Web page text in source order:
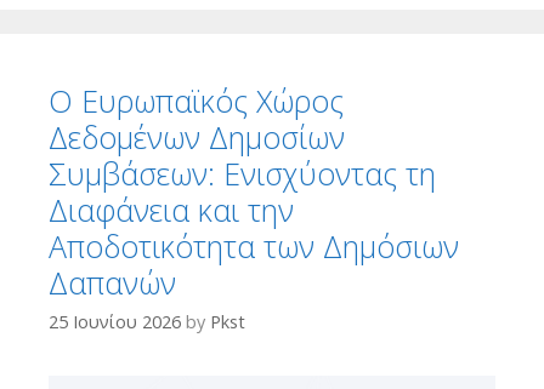
Ο Ευρωπαϊκός Χώρος
Δεδομένων Δημοσίων
Συμβάσεων: Ενισχύοντας τη
Διαφάνεια και την
Αποδοτικότητα των Δημόσιων
Δαπανών
25 Ιουνίου 2026 by Pkst